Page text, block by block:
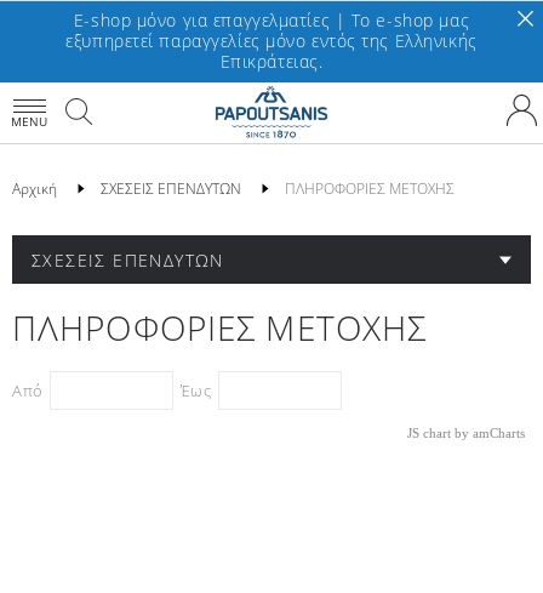
E-shop μόνο για επαγγελματίες | To e-shop μας
εξυπηρετεί παραγγελίες μόνο εντός της Ελληνικής
Επικράτειας.
MENU
Αρχική ΣΧΕΣΕΙΣ ΕΠΕΝΔΥΤΩΝ ΠΛΗΡΟΦΟΡΙΕΣ ΜΕΤΟΧΗΣ
ΣΧΕΣΕΙΣ ΕΠΕΝΔΥΤΩΝ
ΠΛΗΡΟΦΟΡΙΕΣ ΜΕΤΟΧΗΣ
Από Έως
JS chart by amCharts